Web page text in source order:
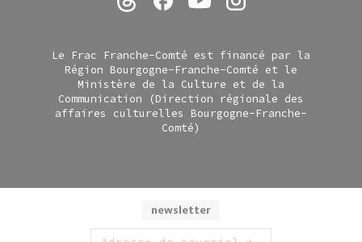
newsletter
Le Frac Franche-Comté est financé par la
Région Bourgogne-Franche-Comté et le
Ministère de la Culture et de la
Communication (Direction régionale des
affaires culturelles Bourgogne-Franche-
Comté)